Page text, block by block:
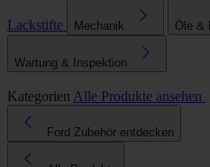
Lackstifte Mechanik Öle &
Wartung & Inspektion
Kategorien Alle Produkte ansehen
Ford Zubehör entdecken